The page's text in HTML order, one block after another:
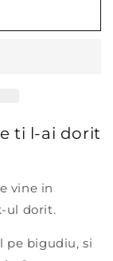
ti l-ai dorit
vine in
ul dorit.
pe bigudiu, si